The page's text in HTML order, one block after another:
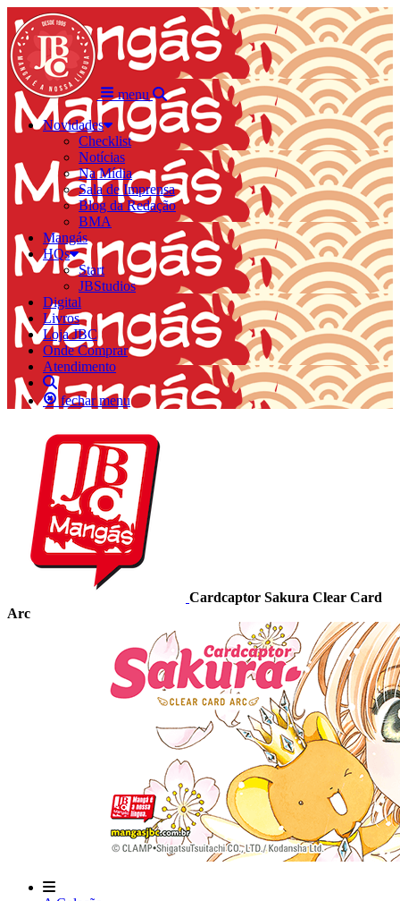
menu
Novidades
Checklist
Notícias
Na Mídia
Sala de Imprensa
Blog da Redação
BMA
Mangás
HQs
Start
JBStudios
Digital
Livros
Loja JBC
Onde Comprar
Atendimento
fechar menu
Cardcaptor Sakura Clear Card
Arc